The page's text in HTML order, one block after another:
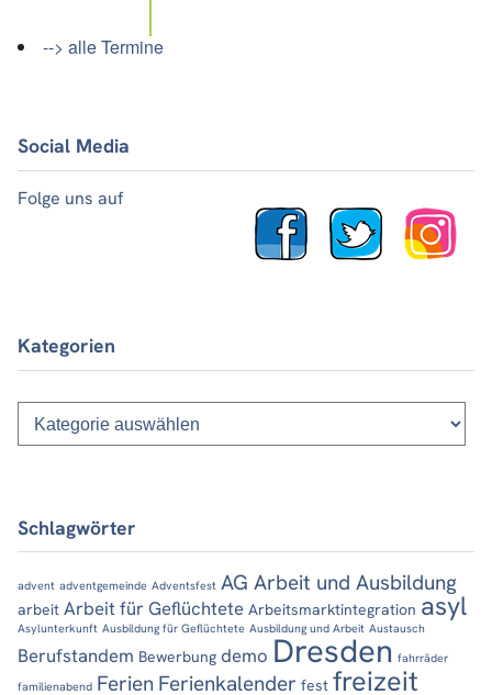
--> alle Termine
Social Media
Folge uns auf
Kategorien
Kategorien
Schlagwörter
advent adventgemeinde Adventsfest AG Arbeit und Ausbildung
arbeit Arbeit für Geflüchtete Arbeitsmarktintegration asyl
Asylunterkunft Ausbildung für Geflüchtete Ausbildung und Arbeit Austausch
Berufstandem Bewerbung demo Dresden fahrräder
familienabend Ferien Ferienkalender fest freizeit